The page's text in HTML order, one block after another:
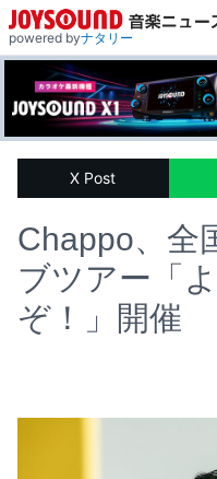
powered byナタリー
X Post
Chappo、全
ブツアー「
ぞ！」開催